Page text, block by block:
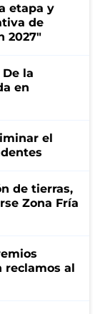
etapa y
de
2027"
la
en
el
de tierras,
Zona Fría
reclamos al